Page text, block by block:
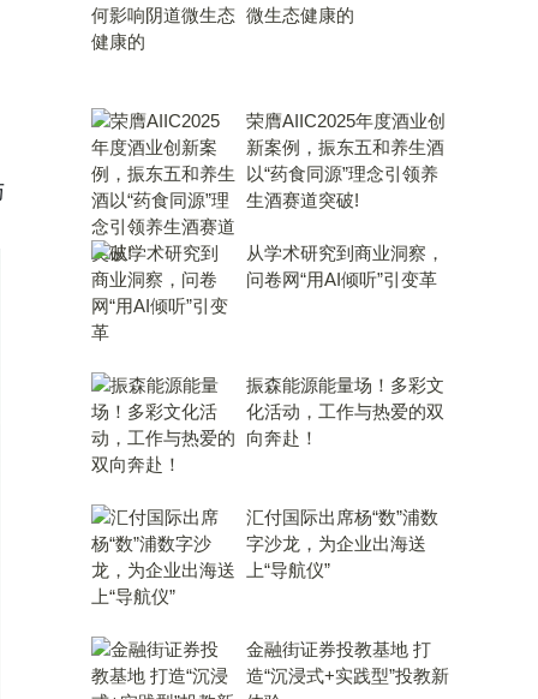
微生态健康的
荣膺AIIC2025年度酒业创
新案例，振东五和养生酒
以“药食同源”理念引领养
生酒赛道突破!
从学术研究到商业洞察，
问卷网“用AI倾听”引变革
振森能源能量场！多彩文
化活动，工作与热爱的双
向奔赴！
汇付国际出席杨“数”浦数
字沙龙，为企业出海送
上“导航仪”
金融街证券投教基地 打
造“沉浸式+实践型”投教新